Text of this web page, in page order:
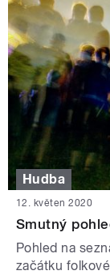
Hudba
12. květen 2020
Smutný
Pohled na
začátku